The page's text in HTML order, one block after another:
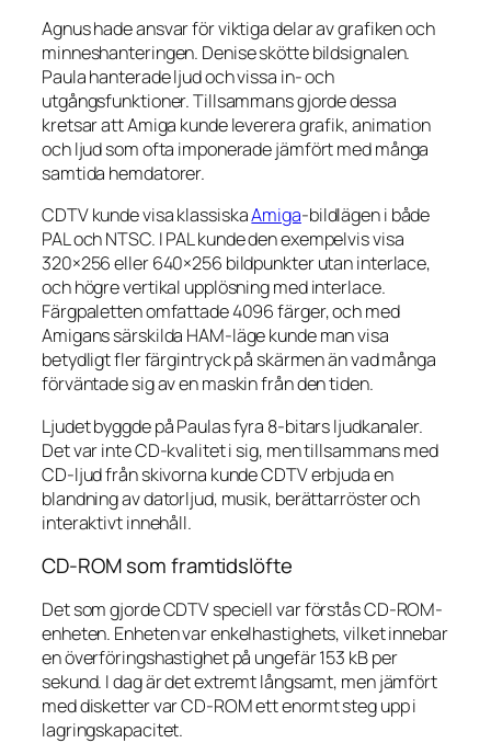
Agnus hade ansvar för viktiga delar av grafiken och
minneshanteringen. Denise skötte bildsignalen.
Paula hanterade ljud och vissa in- och
utgångsfunktioner. Tillsammans gjorde dessa
kretsar att Amiga kunde leverera grafik, animation
och ljud som ofta imponerade jämfört med många
samtida hemdatorer.
CDTV kunde visa klassiskaAmiga-bildlägen i både
PAL och NTSC. I PAL kunde den exempelvis visa
320×256 eller 640×256 bildpunkter utan interlace,
och högre vertikal upplösning med interlace.
Färgpaletten omfattade 4096 färger, och med
Amigans särskilda HAM-läge kunde man visa
betydligt fler färgintryck på skärmen än vad många
förväntade sig av en maskin från den tiden.
Ljudet byggde på Paulas fyra 8-bitars ljudkanaler.
Det var inte CD-kvalitet i sig, men tillsammans med
CD-ljud från skivorna kunde CDTV erbjuda en
blandning av datorljud, musik, berättarröster och
interaktivt innehåll.
CD-ROM som framtidslöfte
Det som gjorde CDTV speciell var förstås CD-ROM-
enheten. Enheten var enkelhastighets, vilket innebar
en överföringshastighet på ungefär 153 kB per
sekund. I dag är det extremt långsamt, men jämfört
med disketter var CD-ROM ett enormt steg upp i
lagringskapacitet.